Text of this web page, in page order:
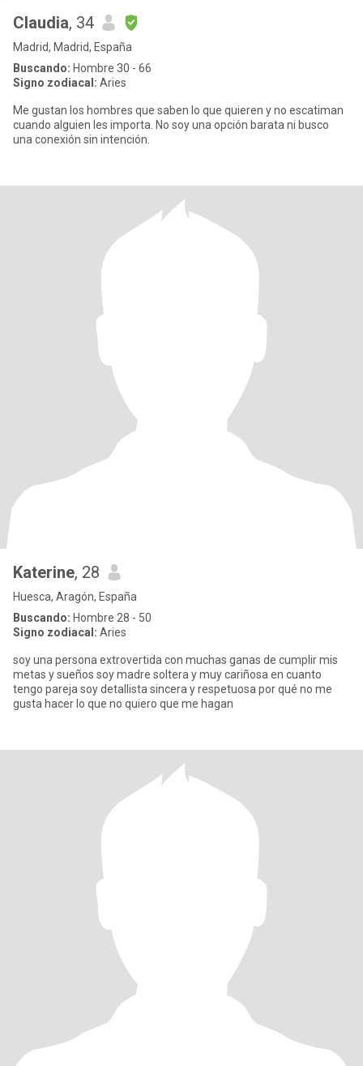
Claudia, 34
Madrid, Madrid, España
Buscando: Hombre 30 - 66
Signo zodiacal: Aries
Me gustan los hombres que saben lo que quieren y no escatiman
cuando alguien les importa. No soy una opción barata ni busco
una conexión sin intención.
Katerine, 28
Huesca, Aragón, España
Buscando: Hombre 28 - 50
Signo zodiacal: Aries
soy una persona extrovertida con muchas ganas de cumplir mis
metas y sueños soy madre soltera y muy cariñosa en cuanto
tengo pareja soy detallista sincera y respetuosa por qué no me
gusta hacer lo que no quiero que me hagan